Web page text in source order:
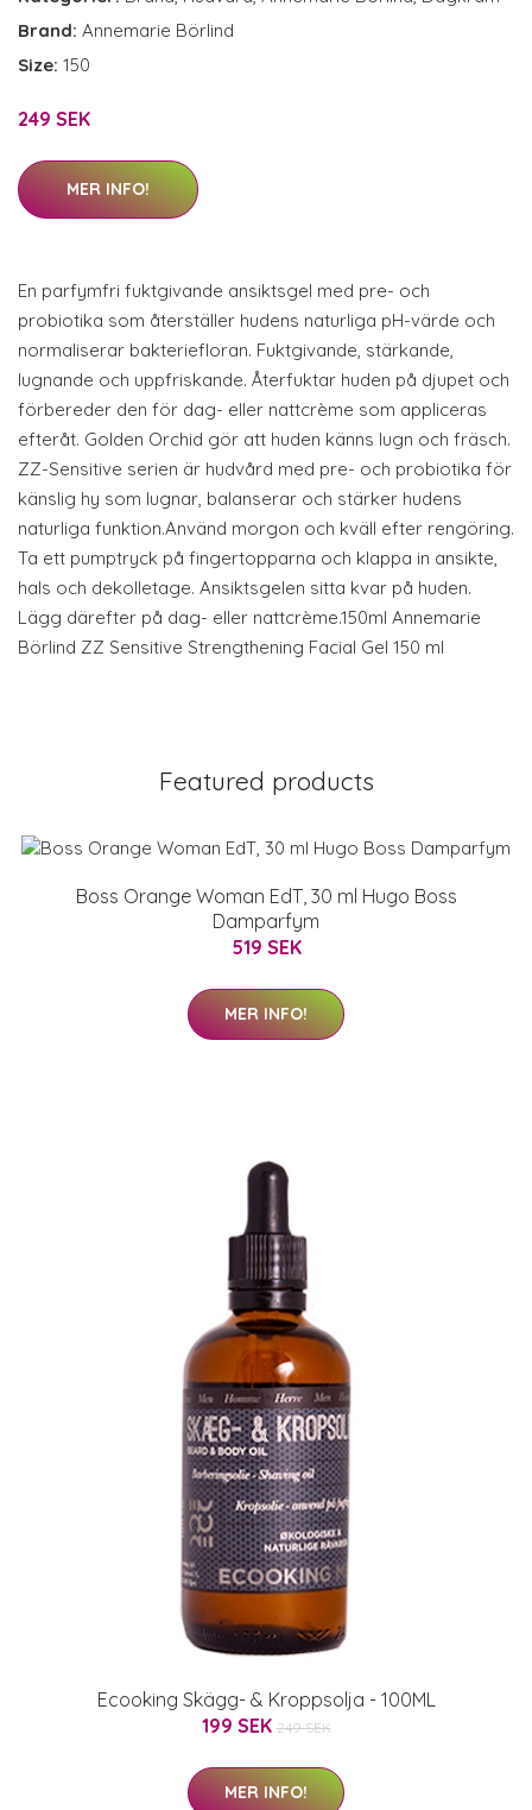
Brand: Annemarie Börlind
Size: 150
249 SEK
MER INFO!
En parfymfri fuktgivande ansiktsgel med pre- och
probiotika som återställer hudens naturliga pH-värde och
normaliserar bakteriefloran. Fuktgivande, stärkande,
lugnande och uppfriskande. Återfuktar huden på djupet och
förbereder den för dag- eller nattcrème som appliceras
efteråt. Golden Orchid gör att huden känns lugn och fräsch.
ZZ-Sensitive serien är hudvård med pre- och probiotika för
känslig hy som lugnar, balanserar och stärker hudens
naturliga funktion.Använd morgon och kväll efter rengöring.
Ta ett pumptryck på fingertopparna och klappa in ansikte,
hals och dekolletage. Ansiktsgelen sitta kvar på huden.
Lägg därefter på dag- eller nattcrème.150ml Annemarie
Börlind ZZ Sensitive Strengthening Facial Gel 150 ml
Featured products
Boss Orange Woman EdT, 30 ml Hugo Boss
Damparfym
519 SEK
MER INFO!
Ecooking Skägg- & Kroppsolja - 100ML
199 SEK 249 SEK
MER INFO!